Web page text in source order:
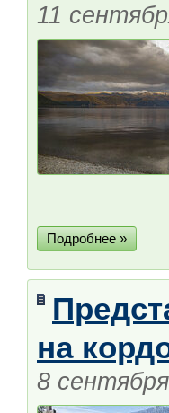
11
Подробнее »
на
8